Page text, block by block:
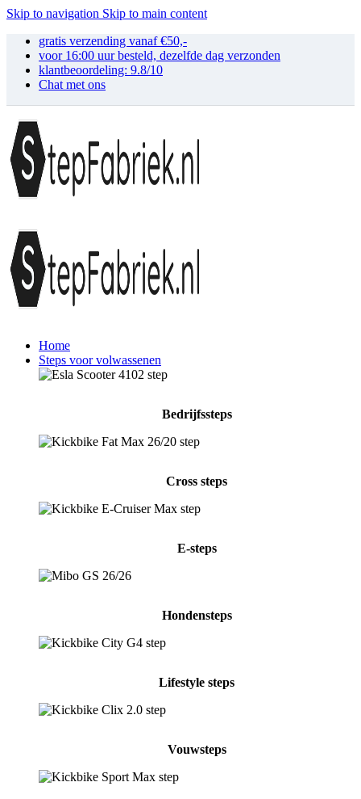
Skip to navigation Skip to main content
gratis verzending vanaf €50,-
voor 16:00 uur besteld, dezelfde dag verzonden
klantbeoordeling: 9.8/10
Chat met ons
Home
Steps voor volwassenen
Bedrijfssteps
Cross steps
E-steps
Hondensteps
Lifestyle steps
Vouwsteps